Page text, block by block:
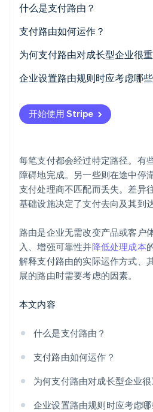
Stripe Sessions
了解 Stripe 如何为
立即观看
什么是支付路由？
支付路由如何运作？
为何支付路由对成长型企业很
捕获更多成功支付
构建弹性
减少费用支出
保护客户体验
企业设置路由规则时应考虑哪
位置
货币
交易金额和风险
历史表现
可用性和健康状况
法规或合同约束
开始使用 Stripe
每笔支付都会经过特定路径。有
障碍地完成。另一些则在途中停
支付处理商不匹配而丢失。差异
基础设施决定了支付去向及其到
路由是企业无需改变产品或客户
入、增强可靠性并降低处理成本
解释支付路由的实际运作方式、
展的路由时需要考虑的因素。
本文内容
什么是支付路由？
支付路由如何运作？
为何支付路由对成长型企业很
企业设置路由规则时应考虑哪